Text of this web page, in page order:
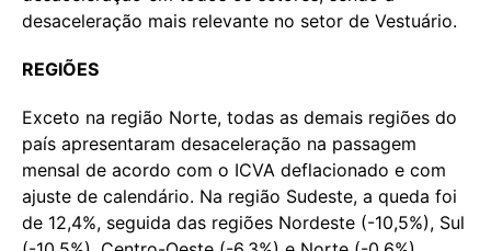
desaceleração mais relevante no setor de Vestuário.
REGIÕES
Exceto na região Norte, todas as demais regiões do
país apresentaram desaceleração na passagem
mensal de acordo com o ICVA deflacionado e com
ajuste de calendário. Na região Sudeste, a queda foi
de 12,4%, seguida das regiões Nordeste (-10,5%), Sul